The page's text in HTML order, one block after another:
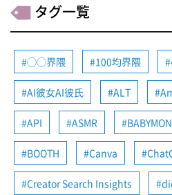
タグ一覧
◯◯界隈 100均界隈
AI彼女AI彼氏 ALT
API ASMR
BOOTH Canva
Creator Search Insights